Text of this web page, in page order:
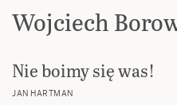
Wojciech
Nie boimy się was!
JAN HARTMAN